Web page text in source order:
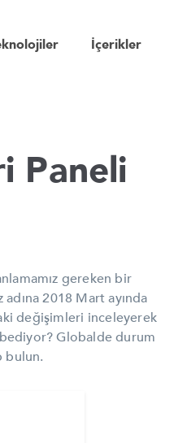
İçerikler
Paneli
gereken bir
2018 Mart ayında
değişimleri inceleyerek
Globalde durum
bulun.